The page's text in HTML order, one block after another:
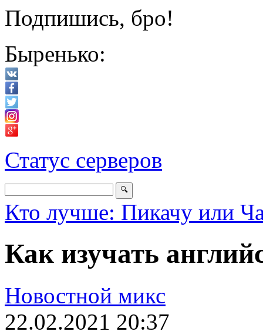
Подпишись, бро!
Быренько:
Статус серверов
Кто лучше: Пикачу или
Как изучать
Новостной микс
22.02.2021 20:37